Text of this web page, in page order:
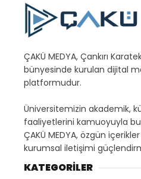
ÇAKÜ MEDYA, Çankırı
bünyesinde kurulan dijital
platformudur.
Üniversitemizin akademik,
faaliyetlerini kamuoyuyla
ÇAKÜ MEDYA, özgün
kurumsal iletişimi
KATEGORİLER